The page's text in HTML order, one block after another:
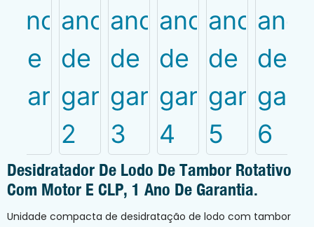
Desidratador De Lodo De Tambor Rotativo
Com Motor E CLP, 1 Ano De Garantia.
Unidade compacta de desidratação de lodo com tambor